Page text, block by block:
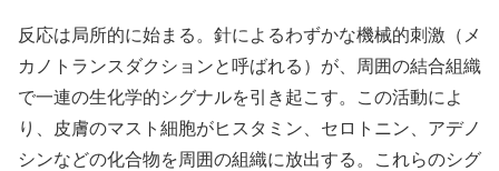
反応は局所的に始まる。針によるわずかな機械的刺激（メ
カノトランスダクションと呼ばれる）が、周囲の結合組織
で一連の生化学的シグナルを引き起こす。この活動によ
り、皮膚のマスト細胞がヒスタミン、セロトニン、アデノ
シンなどの化合物を周囲の組織に放出する。これらのシグ